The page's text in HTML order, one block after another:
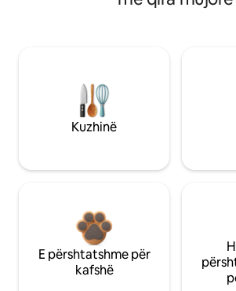
Kuzhinë
E përshtatshme për
kafshë